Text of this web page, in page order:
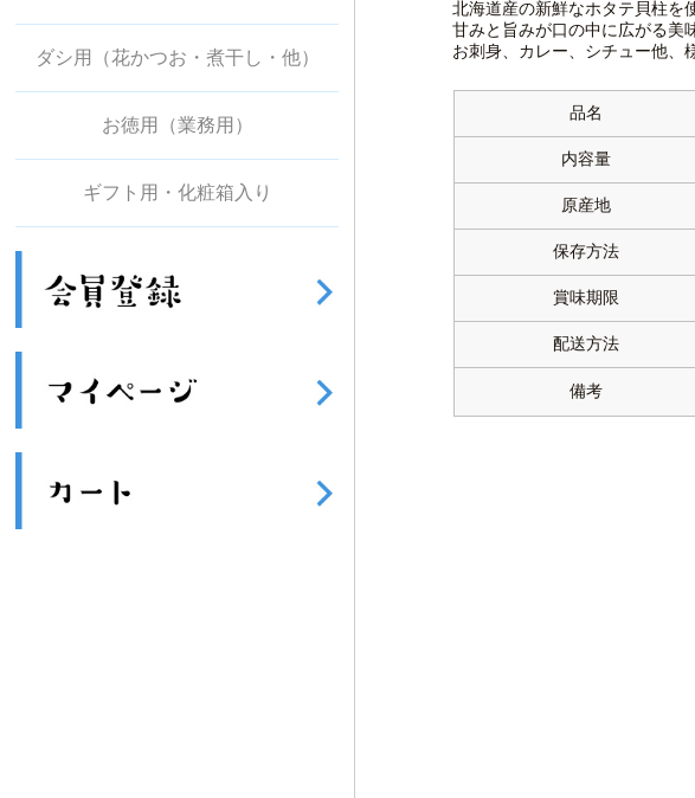
ダシ用（花かつお・煮干し・他）
お徳用（業務用）
ギフト用・化粧箱入り
北海道産の新鮮なホタテ貝柱を
甘みと旨みが口の中に広がる美
お刺身、カレー、シチュー他、
品名
内容量
原産地
保存方法
賞味期限
配送方法
備考